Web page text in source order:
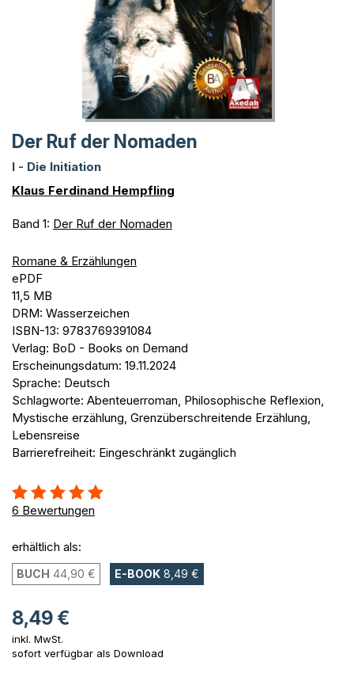
Der Ruf der Nomaden
I - Die Initiation
Klaus Ferdinand Hempfling
Band 1: Der Ruf der Nomaden
Romane & Erzählungen
ePDF
11,5 MB
DRM: Wasserzeichen
ISBN-13: 9783769391084
Verlag: BoD - Books on Demand
Erscheinungsdatum: 19.11.2024
Sprache: Deutsch
Schlagworte: Abenteuerroman, Philosophische Reflexion,
Mystische erzählung, Grenzüberschreitende Erzählung,
Lebensreise
Barrierefreiheit: Eingeschränkt zugänglich
Bewertung::
100%
6 Bewertungen
erhältlich als:
BUCH 44,90 € E-BOOK 8,49 €
8,49 €
inkl. MwSt.
sofort verfügbar als Download